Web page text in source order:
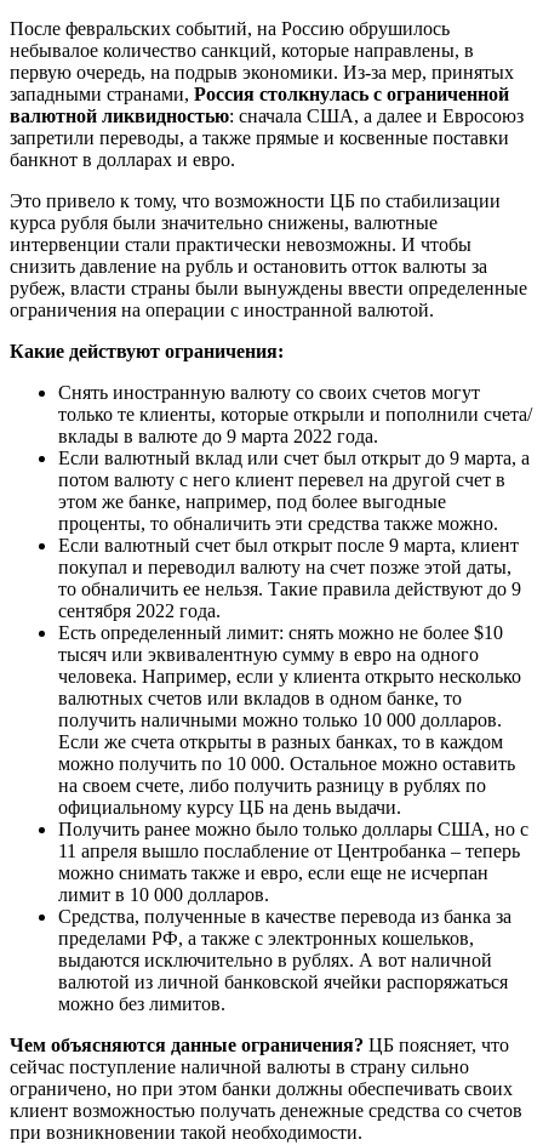
После февральских событий, на Россию обрушилось
небывалое количество санкций, которые направлены, в
первую очередь, на подрыв экономики. Из-за мер, принятых
западными странами, Россия столкнулась с ограниченной
валютной ликвидностью: сначала США, а далее и Евросоюз
запретили переводы, а также прямые и косвенные поставки
банкнот в долларах и евро.
Это привело к тому, что возможности ЦБ по стабилизации
курса рубля были значительно снижены, валютные
интервенции стали практически невозможны. И чтобы
снизить давление на рубль и остановить отток валюты за
рубеж, власти страны были вынуждены ввести определенные
ограничения на операции с иностранной валютой.
Какие действуют ограничения:
Снять иностранную валюту со своих счетов могут
только те клиенты, которые открыли и пополнили счета/
вклады в валюте до 9 марта 2022 года.
Если валютный вклад или счет был открыт до 9 марта, а
потом валюту с него клиент перевел на другой счет в
этом же банке, например, под более выгодные
проценты, то обналичить эти средства также можно.
Если валютный счет был открыт после 9 марта, клиент
покупал и переводил валюту на счет позже этой даты,
то обналичить ее нельзя. Такие правила действуют до 9
сентября 2022 года.
Есть определенный лимит: снять можно не более $10
тысяч или эквивалентную сумму в евро на одного
человека. Например, если у клиента открыто несколько
валютных счетов или вкладов в одном банке, то
получить наличными можно только 10 000 долларов.
Если же счета открыты в разных банках, то в каждом
можно получить по 10 000. Остальное можно оставить
на своем счете, либо получить разницу в рублях по
официальному курсу ЦБ на день выдачи.
Получить ранее можно было только доллары США, но с
11 апреля вышло послабление от Центробанка – теперь
можно снимать также и евро, если еще не исчерпан
лимит в 10 000 долларов.
Средства, полученные в качестве перевода из банка за
пределами РФ, а также с электронных кошельков,
выдаются исключительно в рублях. А вот наличной
валютой из личной банковской ячейки распоряжаться
можно без лимитов.
Чем объясняются данные ограничения? ЦБ поясняет, что
сейчас поступление наличной валюты в страну сильно
ограничено, но при этом банки должны обеспечивать своих
клиент возможностью получать денежные средства со счетов
при возникновении такой необходимости.